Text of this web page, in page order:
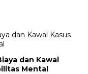
dan Kawal
Mental